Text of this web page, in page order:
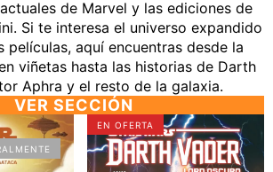
de Marvel y las ediciones de
Si te interesa el universo expandido
películas, aquí encuentras desde la
viñetas hasta las historias de Darth
Aphra y el resto de la galaxia.
VER SECCIÓN
📖
STAR
WARS
EN OFERTA